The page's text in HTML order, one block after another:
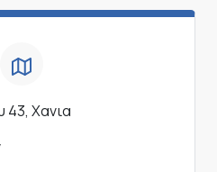
43, Χανια